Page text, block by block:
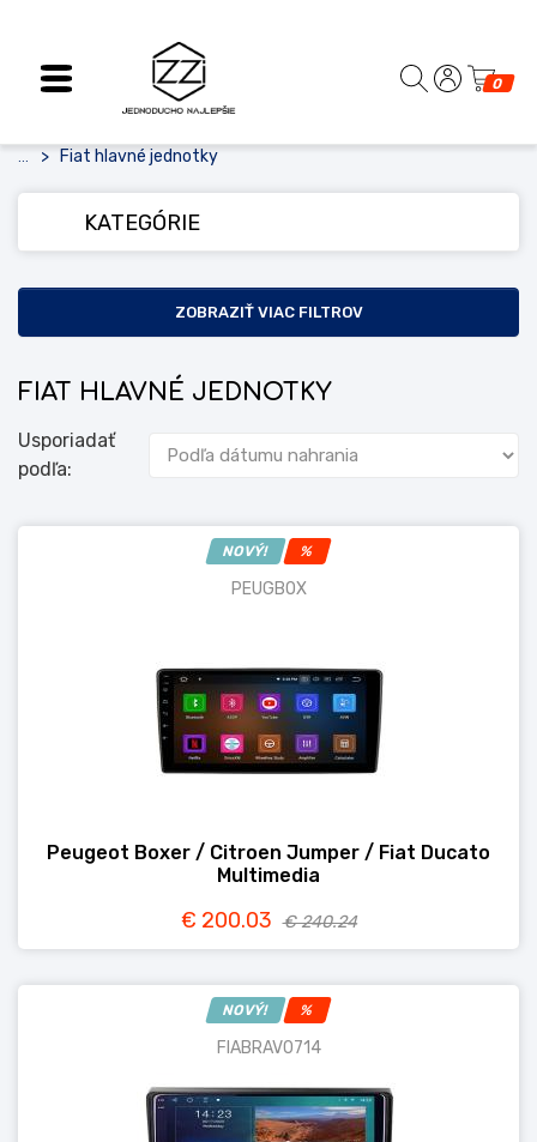
0
Fiat hlavné jednotky
KATEGÓRIE
ZOBRAZIŤ VIAC FILTROV
FIAT HLAVNÉ JEDNOTKY
Usporiadať
podľa:
NOVÝ! %
PEUGBOX
Peugeot Boxer / Citroen Jumper / Fiat Ducato
Multimedia
€ 200.03 € 240.24
NOVÝ! %
FIABRAV0714